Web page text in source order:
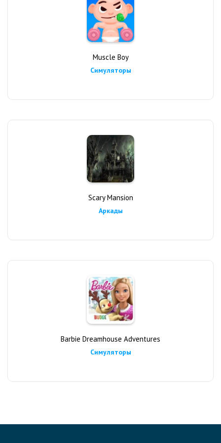
Muscle Boy
Симуляторы
Scary Mansion
Аркады
Barbie Dreamhouse Adventures
Симуляторы